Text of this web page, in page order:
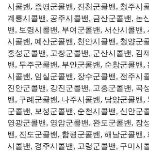
시콜밴, 증평군콜밴, 진천군콜밴, 청주시
계룡시콜밴, 공주시콜밴, 금산군콜밴, 논
밴, 보령시콜밴, 부여군콜밴, 서산시콜밴,
시콜밴, 예산군콜밴, 천안시콜밴, 청양군
홍성군콜밴, 고창군콜밴, 군산시콜밴, 김
밴, 무주군콜밴, 부안군콜밴, 순창군콜밴,
시콜밴, 임실군콜밴, 장수군콜밴, 전주시
진안군콜밴, 강진군콜밴, 고흥군콜밴, 곡
밴, 구례군콜밴, 나주시콜밴, 담양군콜밴,
군콜밴, 보성군콜밴, 순천시콜밴, 신안군
영광군콜밴, 영암군콜밴, 완도군콜밴, 장
밴, 진도군콜밴, 함평군콜밴, 해남군콜밴,
시콜밴, 경주시콜밴, 고령군콜밴, 구미시